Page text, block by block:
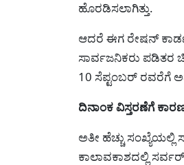
ಹೊರಡಿಸಲಾಗಿತ್ತು.
ಆದರೆ ಈಗ ರೇಷನ್
ಸಾರ್ವಜನಿಕರು ಪಡಿತರ
10 ಸೆಪ್ಟಂಬರ್ ರವರೆಗೆ
ದಿನಾಂಕ ವಿಸ್ತರಣೆಗೆ
ಅತೀ ಹೆಚ್ಚು
ಕಾಲಾವಕಾಶದಲ್ಲಿ